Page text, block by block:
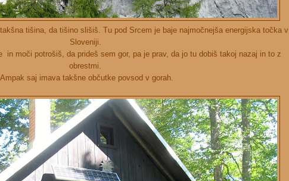
tišina, da tišino slišiš. Tu pod Srcem je baje najmočnejša energijska točka v
Sloveniji.
in moči potrošiš, da prideš sem gor, pa je prav, da jo tu dobiš takoj nazaj in to z
obrestmi.
Ampak saj imava takšne občutke povsod v gorah.